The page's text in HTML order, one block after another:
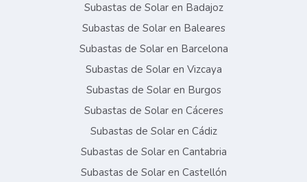
Subastas de Solar en Badajoz
Subastas de Solar en Baleares
Subastas de Solar en Barcelona
Subastas de Solar en Vizcaya
Subastas de Solar en Burgos
Subastas de Solar en Cáceres
Subastas de Solar en Cádiz
Subastas de Solar en Cantabria
Subastas de Solar en Castellón